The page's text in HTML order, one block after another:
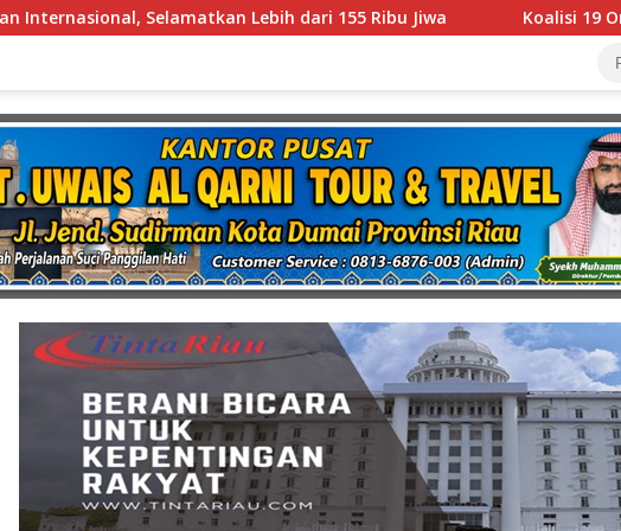
dari 155 Ribu Jiwa Koalisi 19 Organisasi Advokat Serahkan